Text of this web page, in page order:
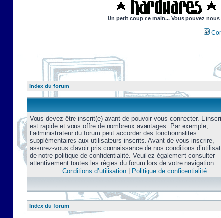
Un petit coup de main... Vous pouvez
Index du forum
Vous devez être inscrit(e) avant de pouvoir vous connecter.
est rapide et vous offre de nombreux avantages. Par exemple,
l’administrateur du forum peut accorder des fonctionnalités
supplémentaires aux utilisateurs inscrits. Avant de vous inscrire,
assurez-vous d’avoir pris connaissance de nos conditions
de notre politique de confidentialité. Veuillez également consulter
attentivement toutes les règles du forum lors de votre navigation.
Conditions d’utilisation| Politique de confidentialité
Index du forum